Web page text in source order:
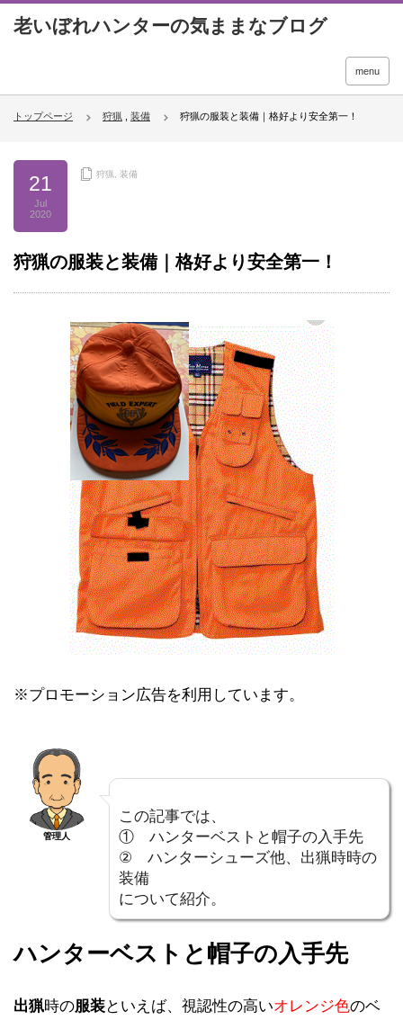
menu
トップページ 狩猟 装備 狩猟の服装と装備｜格好より安全第一！
21
Jul
2020
狩猟 装備
狩猟の服装と装備｜格好より安全第一！
※プロモーション広告を利用しています。
管理人
この記事では、
① ハンターベストと帽子の入手先
② ハンターシューズ他、出猟時時の
装備
について紹介。
ハンターベストと帽子の入手先
出猟時の服装といえば、視認性の高いオレンジ色のベ